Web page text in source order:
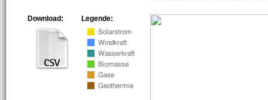
Legende:
Download: